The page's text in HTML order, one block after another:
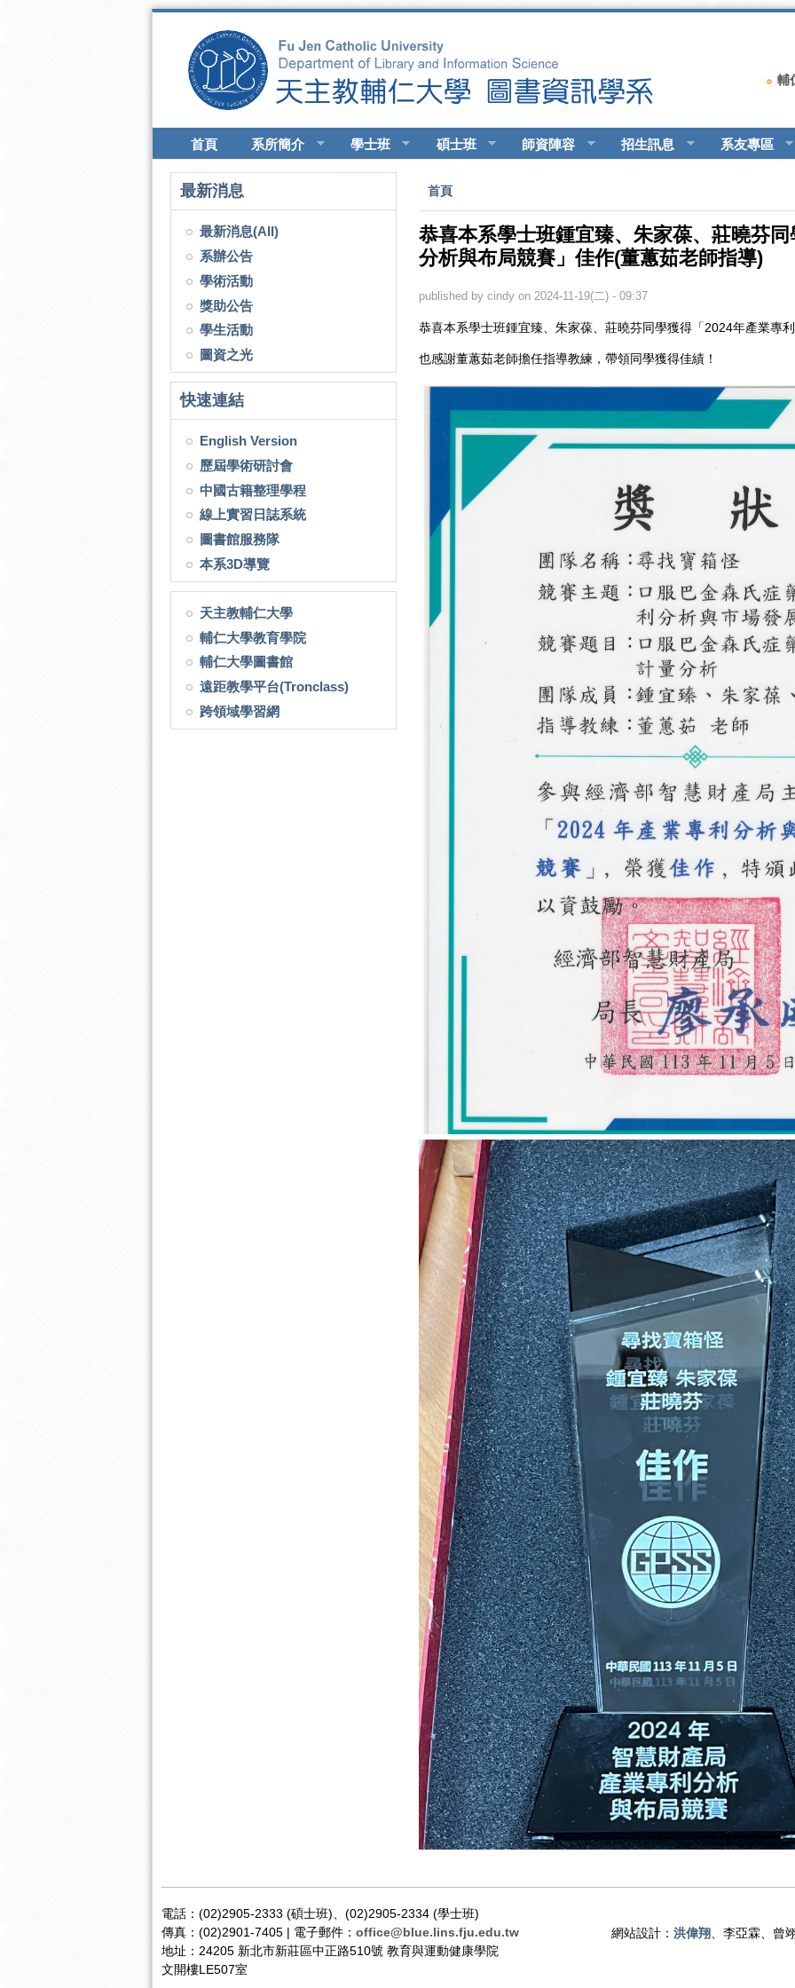
輔
首頁 系所簡介 學士班 碩士班 師資陣容 招生訊息 系友專區
最新消息
最新消息(All)
系辦公告
學術活動
獎助公告
學生活動
圖資之光
快速連結
English Version
歷屆學術研討會
中國古籍整理學程
線上實習日誌系統
圖書館服務隊
本系3D導覽
天主教輔仁大學
輔仁大學教育學院
輔仁大學圖書館
遠距教學平台(Tronclass)
跨領域學習網
您在這裡
首頁
恭喜本系學士班鍾宜臻、朱家葆、莊曉芬
分析與布局競賽」佳作(董蕙茹老師指導)
published by cindyon 2024-11-19(二) - 09:37
恭喜本系學士班鍾宜臻、朱家葆、莊曉芬同學獲得「2024年產業專
也感謝董蕙茹老師擔任指導教練，帶領同學獲得佳績！
電話：(02)2905-2333 (碩士班)、(02)2905-2334 (學士班)
傳真：(02)2901-7405 | 電子郵件： office@blue.lins.fju.edu.tw
地址：24205 新北市新莊區中正路510號 教育與運動健康學院
文開樓LE507室
網站設計： 洪偉翔、李亞霖、曾